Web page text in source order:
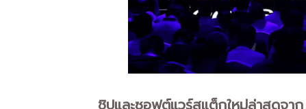
ชิปและซอฟต์แวร์สแต็กใหม่ล่าสุดจา